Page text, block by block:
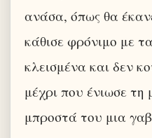
ανάσα, όπως θα
κάθισε φρόνιμο με
κλεισμένα και δεν
μέχρι που ένιωσε
μπροστά του μια